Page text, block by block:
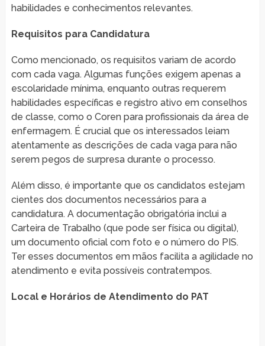
habilidades e conhecimentos relevantes.
Requisitos para Candidatura
Como mencionado, os requisitos variam de acordo
com cada vaga. Algumas funções exigem apenas a
escolaridade mínima, enquanto outras requerem
habilidades específicas e registro ativo em conselhos
de classe, como o Coren para profissionais da área de
enfermagem. É crucial que os interessados leiam
atentamente as descrições de cada vaga para não
serem pegos de surpresa durante o processo.
Além disso, é importante que os candidatos estejam
cientes dos documentos necessários para a
candidatura. A documentação obrigatória inclui a
Carteira de Trabalho (que pode ser física ou digital),
um documento oficial com foto e o número do PIS.
Ter esses documentos em mãos facilita a agilidade no
atendimento e evita possíveis contratempos.
Local e Horários de Atendimento do PAT